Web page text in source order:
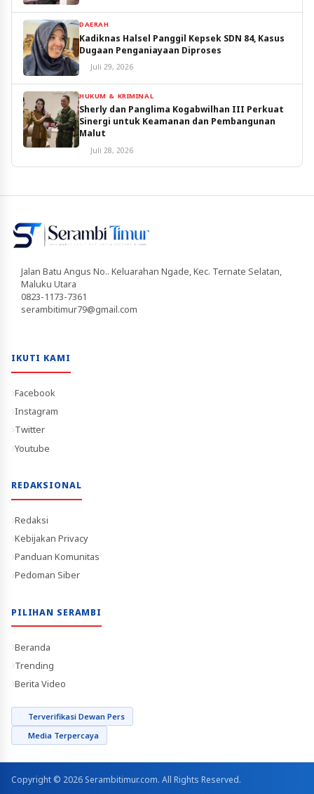
DAERAH
Kadiknas Halsel Panggil Kepsek SDN 84, Kasus
Dugaan Penganiayaan Diproses
Juli 29, 2026
HUKUM & KRIMINAL
Sherly dan Panglima Kogabwilhan III Perkuat
Sinergi untuk Keamanan dan Pembangunan
Malut
Juli 28, 2026
Jalan Batu Angus No.. Keluarahan Ngade, Kec. Ternate Selatan,
Maluku Utara
0823-1173-7361
serambitimur79@gmail.com
IKUTI KAMI
Facebook
Instagram
Twitter
Youtube
REDAKSIONAL
Redaksi
Kebijakan Privacy
Panduan Komunitas
Pedoman Siber
PILIHAN SERAMBI
Beranda
Trending
Berita Video
Terverifikasi Dewan Pers
Media Terpercaya
Copyright © 2026 Serambitimur.com. All Rights Reserved.